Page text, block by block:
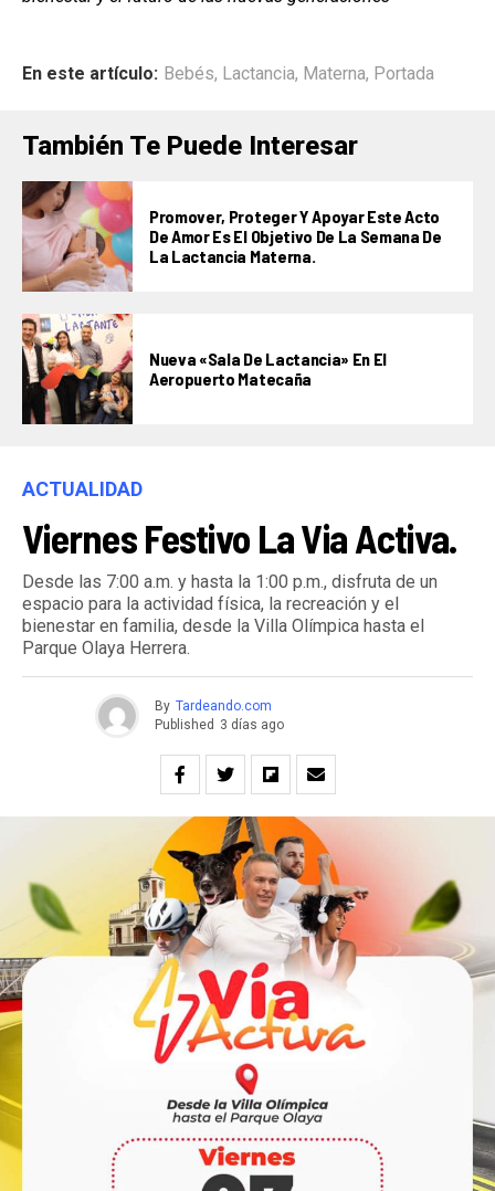
En este artículo: Bebés, Lactancia, Materna, Portada
También Te Puede Interesar
Promover, Proteger Y Apoyar Este Acto
De Amor Es El Objetivo De La Semana De
La Lactancia Materna.
Nueva «Sala De Lactancia» En El
Aeropuerto Matecaña
ACTUALIDAD
Viernes Festivo La Via Activa.
Desde las 7:00 a.m. y hasta la 1:00 p.m., disfruta de un
espacio para la actividad física, la recreación y el
bienestar en familia, desde la Villa Olímpica hasta el
Parque Olaya Herrera.
By Tardeando.com
Published 3 días ago